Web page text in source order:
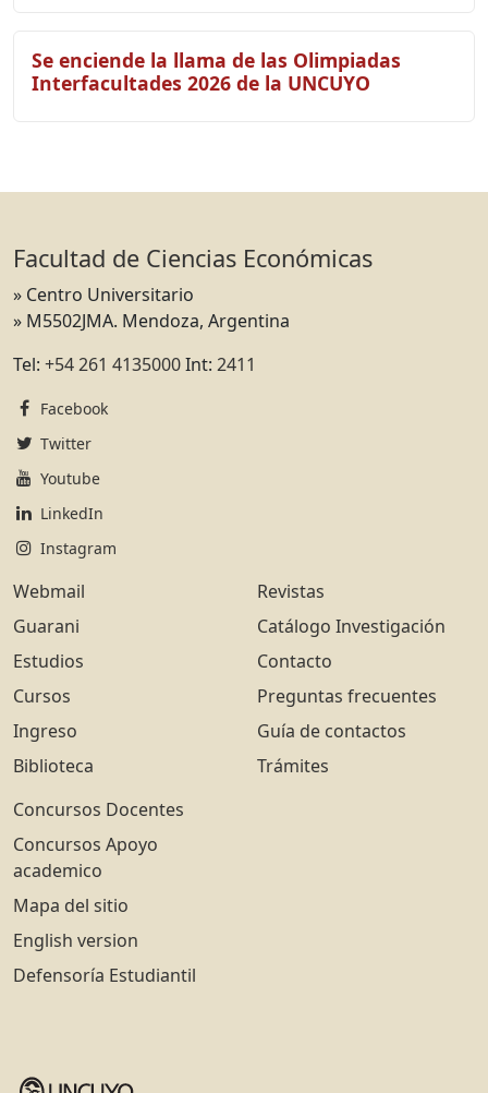
Se enciende la llama de las Olimpiadas
Interfacultades 2026 de la UNCUYO
Facultad de Ciencias Económicas
» Centro Universitario
» M5502JMA. Mendoza, Argentina
Tel: +54 261 4135000Int: 2411
Facebook
Twitter
Youtube
LinkedIn
Instagram
Webmail
Guarani
Estudios
Cursos
Ingreso
Biblioteca
Revistas
Catálogo Investigación
Contacto
Preguntas frecuentes
Guía de contactos
Trámites
Concursos Docentes
Concursos Apoyo
academico
Mapa del sitio
English version
Defensoría Estudiantil